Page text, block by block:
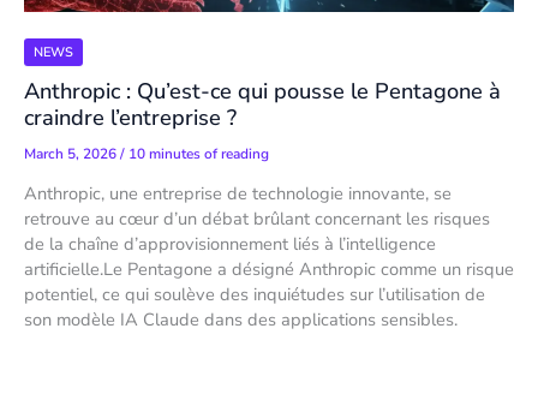
NEWS
Anthropic : Qu’est-ce qui pousse le Pentagone à
craindre l’entreprise ?
March 5, 2026/ 10 minutes of reading
Anthropic, une entreprise de technologie innovante, se
retrouve au cœur d’un débat brûlant concernant les risques
de la chaîne d’approvisionnement liés à l’intelligence
artificielle.Le Pentagone a désigné Anthropic comme un risque
potentiel, ce qui soulève des inquiétudes sur l’utilisation de
son modèle IA Claude dans des applications sensibles.